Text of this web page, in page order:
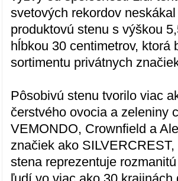
svetových rekordov
produktovú stenu s výškou
hĺbkou 30 centimetrov, ktorá
sortimentu privátnych
Pôsobivú stenu tvorilo viac
čerstvého ovocia a zeleniny
VEMONDO, Crownfield a
značiek ako
stena reprezentuje